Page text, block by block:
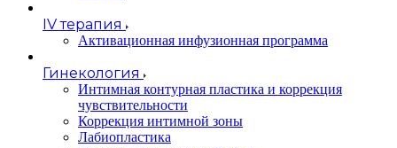
IV терапия
Активационная инфузионная программа
Гинекология
Интимная контурная пластика и коррекция
чувствительности
Коррекция интимной зоны
Лабиопластика